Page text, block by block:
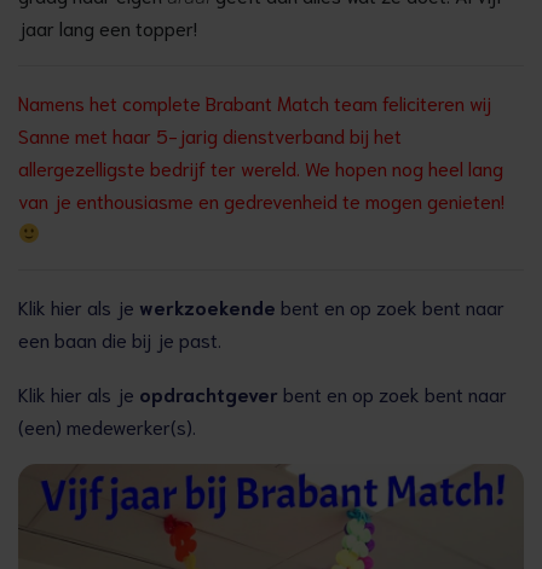
jaar lang een topper!
Namens het complete Brabant Match team feliciteren wij
Sanne met haar 5-jarig dienstverband bij het
allergezelligste bedrijf ter wereld. We hopen nog heel lang
van je enthousiasme en gedrevenheid te mogen genieten!
Klik hier als je werkzoekende bent en op zoek bent naar
een baan die bij je past.
Klik hier als je opdrachtgever bent en op zoek bent naar
(een) medewerker(s).